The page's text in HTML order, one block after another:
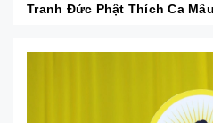
Tranh Đức Phật Thích Ca